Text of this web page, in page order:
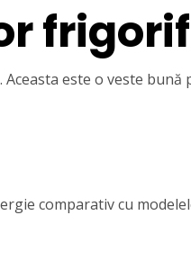
este o veste
comparativ cu